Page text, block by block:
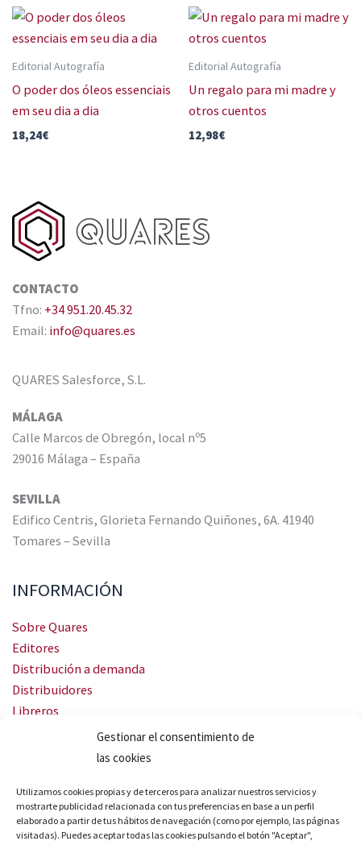
Gestionar el consentimiento de
las cookies
Utilizamos cookies propias y de terceros para analizar nuestros servicios y
mostrarte publicidad relacionada con tus preferencias en base a un perfil
elaborado a partir de tus hábitos de navegación (como por ejemplo, las páginas
visitadas). Puedes aceptar todas las cookies pulsando el botón "Aceptar",
Editorial Autografía
O poder dos óleos essenciais
em seu dia a dia
18,24€
Editorial Autografía
Un regalo para mi madre y
otros cuentos
12,98€
CONTACTO
Tfno: +34 951.20.45.32
Email: info@quares.es
QUARES Salesforce, S.L.
MÁLAGA
Calle Marcos de Obregón, local nº5
29016 Málaga – España
SEVILLA
Edifico Centris, Glorieta Fernando Quiñones, 6A. 41940
Tomares – Sevilla
INFORMACIÓN
Sobre Quares
Editores
Distribución a demanda
Distribuidores
Libreros
Servicio Landingweb
Crea tu audiobook